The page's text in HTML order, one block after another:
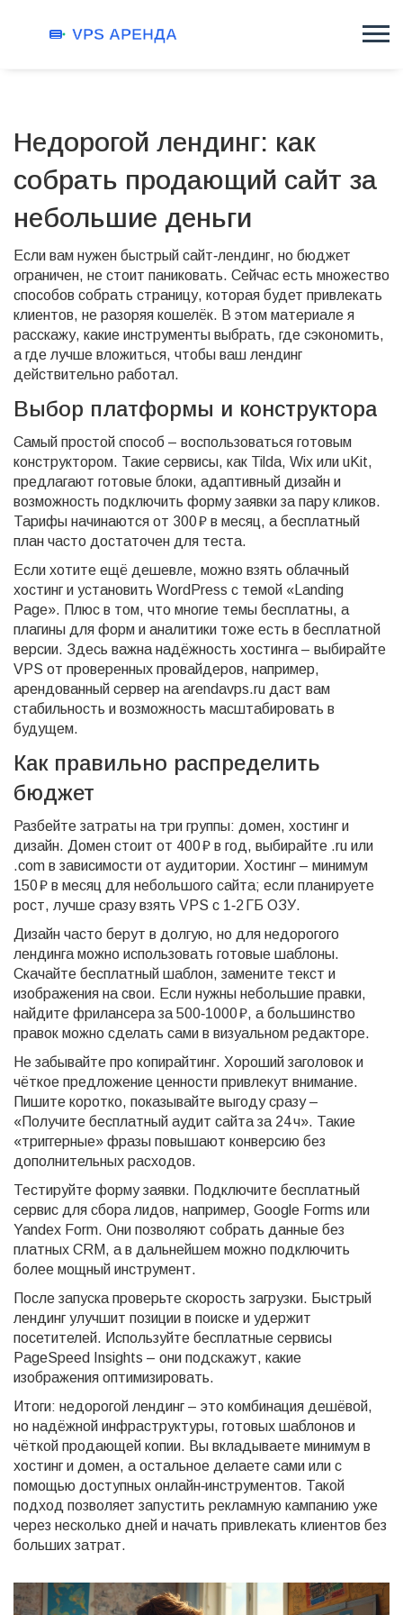
Недорогой лендинг: как
собрать продающий сайт за
небольшие деньги
Если вам нужен быстрый сайт‑лендинг, но бюджет
ограничен, не стоит паниковать. Сейчас есть множество
способов собрать страницу, которая будет привлекать
клиентов, не разоряя кошелёк. В этом материале я
расскажу, какие инструменты выбрать, где сэкономить,
а где лучше вложиться, чтобы ваш лендинг
действительно работал.
Выбор платформы и конструктора
Самый простой способ – воспользоваться готовым
конструктором. Такие сервисы, как Tilda, Wix или uKit,
предлагают готовые блоки, адаптивный дизайн и
возможность подключить форму заявки за пару кликов.
Тарифы начинаются от 300 ₽ в месяц, а бесплатный
план часто достаточен для теста.
Если хотите ещё дешевле, можно взять облачный
хостинг и установить WordPress с темой «Landing
Page». Плюс в том, что многие темы бесплатны, а
плагины для форм и аналитики тоже есть в бесплатной
версии. Здесь важна надёжность хостинга – выбирайте
VPS от проверенных провайдеров, например,
арендованный сервер на arendavps.ru даст вам
стабильность и возможность масштабировать в
будущем.
Как правильно распределить
бюджет
Разбейте затраты на три группы: домен, хостинг и
дизайн. Домен стоит от 400 ₽ в год, выбирайте .ru или
.com в зависимости от аудитории. Хостинг – минимум
150 ₽ в месяц для небольшого сайта; если планируете
рост, лучше сразу взять VPS с 1‑2 ГБ ОЗУ.
Дизайн часто берут в долгую, но для недорогого
лендинга можно использовать готовые шаблоны.
Скачайте бесплатный шаблон, замените текст и
изображения на свои. Если нужны небольшие правки,
найдите фрилансера за 500‑1000 ₽, а большинство
правок можно сделать сами в визуальном редакторе.
Не забывайте про копирайтинг. Хороший заголовок и
чёткое предложение ценности привлекут внимание.
Пишите коротко, показывайте выгоду сразу –
«Получите бесплатный аудит сайта за 24 ч». Такие
«триггерные» фразы повышают конверсию без
дополнительных расходов.
Тестируйте форму заявки. Подключите бесплатный
сервис для сбора лидов, например, Google Forms или
Yandex Form. Они позволяют собрать данные без
платных CRM, а в дальнейшем можно подключить
более мощный инструмент.
После запуска проверьте скорость загрузки. Быстрый
лендинг улучшит позиции в поиске и удержит
посетителей. Используйте бесплатные сервисы
PageSpeed Insights – они подскажут, какие
изображения оптимизировать.
Итоги: недорогой лендинг – это комбинация дешёвой,
но надёжной инфраструктуры, готовых шаблонов и
чёткой продающей копии. Вы вкладываете минимум в
хостинг и домен, а остальное делаете сами или с
помощью доступных онлайн‑инструментов. Такой
подход позволяет запустить рекламную кампанию уже
через несколько дней и начать привлекать клиентов без
больших затрат.